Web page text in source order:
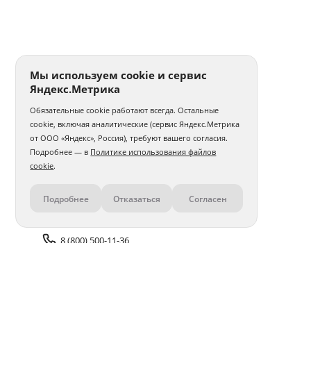
Контакты
8 (800) 500-11-36
Мы используем cookie и сервис
Яндекс.Метрика
Обязательные cookie работают всегда. Остальные
cookie, включая аналитические (сервис Яндекс.Метрика
от ООО «Яндекс», Россия), требуют вашего согласия.
Подробнее — в Политике использования файлов
cookie.
Подробнее Отказаться Согласен